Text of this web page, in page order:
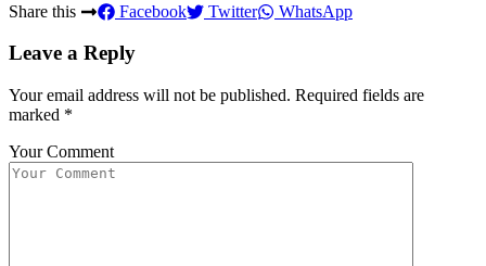
Share this Facebook Twitter WhatsApp
Leave a Reply
Your email address will not be published. Required fields are
marked *
Your Comment